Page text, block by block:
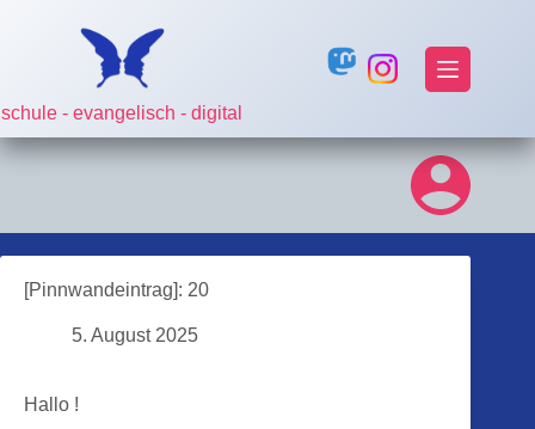
schule - evangelisch - digital
[Pinnwandeintrag]: 20
5. August 2025
Hallo !